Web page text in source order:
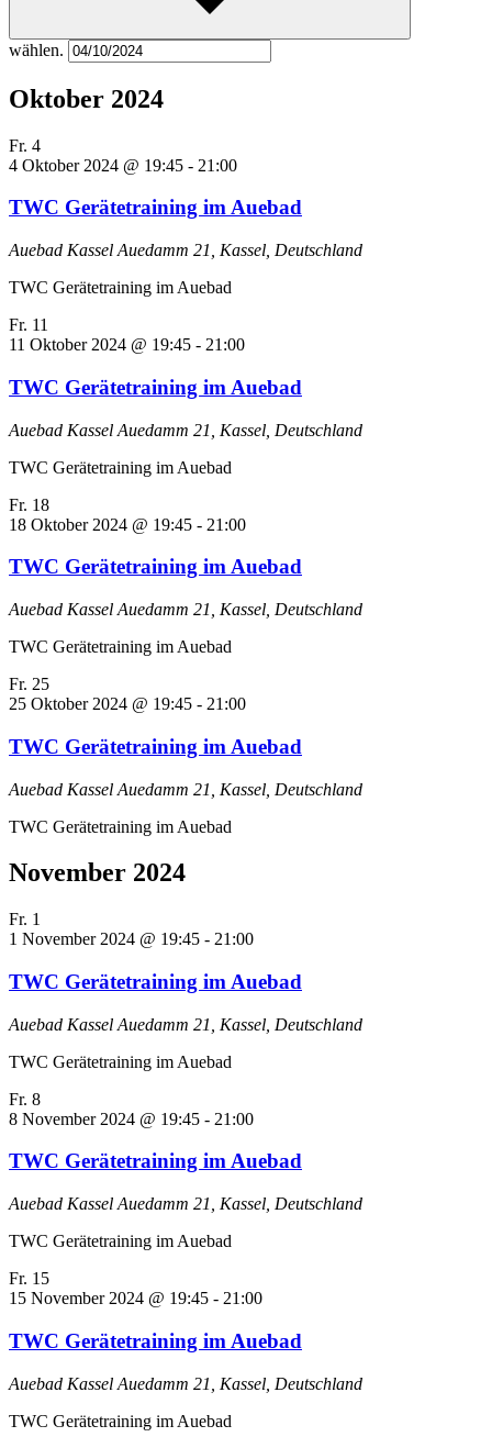
wählen.
Oktober 2024
Fr. 4
4 Oktober 2024 @ 19:45 - 21:00
TWC Gerätetraining im Auebad
Auebad Kassel Auedamm 21, Kassel, Deutschland
TWC Gerätetraining im Auebad
Fr. 11
11 Oktober 2024 @ 19:45 - 21:00
TWC Gerätetraining im Auebad
Auebad Kassel Auedamm 21, Kassel, Deutschland
TWC Gerätetraining im Auebad
Fr. 18
18 Oktober 2024 @ 19:45 - 21:00
TWC Gerätetraining im Auebad
Auebad Kassel Auedamm 21, Kassel, Deutschland
TWC Gerätetraining im Auebad
Fr. 25
25 Oktober 2024 @ 19:45 - 21:00
TWC Gerätetraining im Auebad
Auebad Kassel Auedamm 21, Kassel, Deutschland
TWC Gerätetraining im Auebad
November 2024
Fr. 1
1 November 2024 @ 19:45 - 21:00
TWC Gerätetraining im Auebad
Auebad Kassel Auedamm 21, Kassel, Deutschland
TWC Gerätetraining im Auebad
Fr. 8
8 November 2024 @ 19:45 - 21:00
TWC Gerätetraining im Auebad
Auebad Kassel Auedamm 21, Kassel, Deutschland
TWC Gerätetraining im Auebad
Fr. 15
15 November 2024 @ 19:45 - 21:00
TWC Gerätetraining im Auebad
Auebad Kassel Auedamm 21, Kassel, Deutschland
TWC Gerätetraining im Auebad